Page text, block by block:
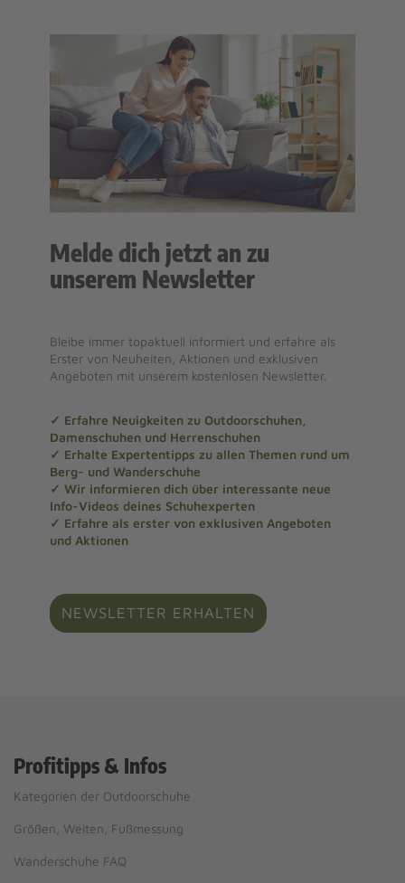
Melde dich jetzt an zu
unserem Newsletter
Bleibe immer topaktuell informiert und erfahre als
Erster von Neuheiten, Aktionen und exklusiven
Angeboten mit unserem kostenlosen Newsletter.
✓ Erfahre Neuigkeiten zu Outdoorschuhen,
Damenschuhen und Herrenschuhen
✓ Erhalte Expertentipps zu allen Themen rund um
Berg- und Wanderschuhe
✓ Wir informieren dich über interessante neue
Info-Videos deines Schuhexperten
✓ Erfahre als erster von exklusiven Angeboten
und Aktionen
NEWSLETTER ERHALTEN
Profitipps & Infos
Kategorien der Outdoorschuhe
Größen, Weiten, Fußmessung
Wanderschuhe FAQ